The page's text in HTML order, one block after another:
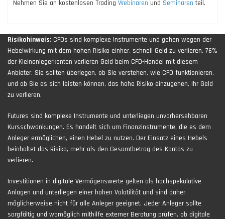
Nehmen Sie an kostenlosen Trading Webinaren und Seminaren teil.
Risikohinweis: CFDs sind komplexe Instrumente und gehen wegen der
Hebelwirkung mit dem hohen Risiko einher, schnell Geld zu verlieren. 76%
der Kleinanlegerkonten verlieren Geld beim CFD-Handel mit diesem
Anbieter. Sie sollten überlegen, ob Sie verstehen, wie CFD funktionieren,
und ob Sie es sich leisten können, das hohe Risiko einzugehen, Ihr Geld
zu verlieren.
Futures sind komplexe Instrumente und unterliegen unvorhersehbaren
Kursschwankungen. Es handelt sich um Finanzinstrumente, die es dem
Anleger ermöglichen, einen Hebel zu nutzen. Der Einsatz eines Hebels
beinhaltet das Risiko, mehr als den Gesamtbetrag des Kontos zu
verlieren.
Investitionen in digitale Vermögenswerte gelten als hochspekulative
Anlagen und unterliegen einer hohen Volatilität und sind daher
möglicherweise nicht für alle Anleger geeignet. Jeder Anleger sollte
sorgfältig und womöglich mithilfe externer Beratung prüfen, ob digitale